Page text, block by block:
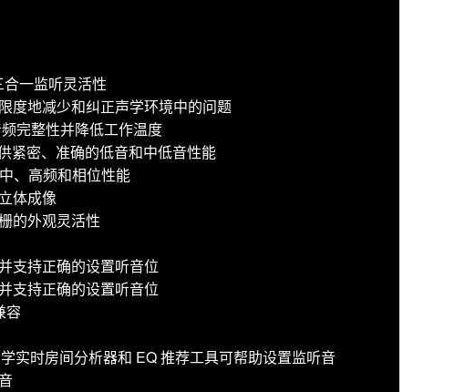
一监听灵活性
度地减少和纠正声学环境中的问题
完整性并降低工作温度
紧密、准确的低音和中低音性能
、高频和相位性能
体成像
的外观灵活性
支持正确的设置听音位
支持正确的设置听音位
容
实时房间分析器和 EQ 推荐工具可帮助设置监听音